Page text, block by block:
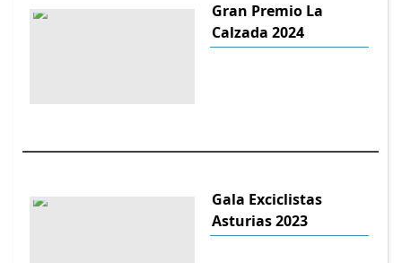
Gran Premio La
Calzada 2024
Gala Exciclistas
Asturias 2023